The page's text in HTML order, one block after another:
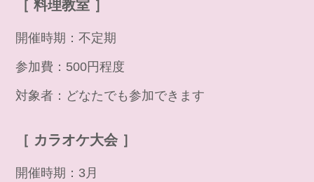
開催時期：不定期
参加費：500円程度
対象者：どなたでも参加できます
［ カラオケ大会 ］
開催時期：3月